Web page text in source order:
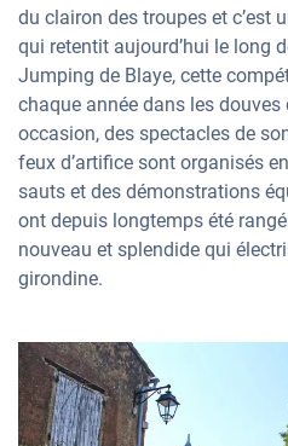
du clairon des troupes et c’est
qui retentit aujourd’hui le long
Jumping de Blaye, cette
chaque année dans les
occasion, des spectacles de
feux d’artifice sont organisés
sauts et des démonstrations
ont depuis longtemps été
nouveau et splendide qui
girondine.